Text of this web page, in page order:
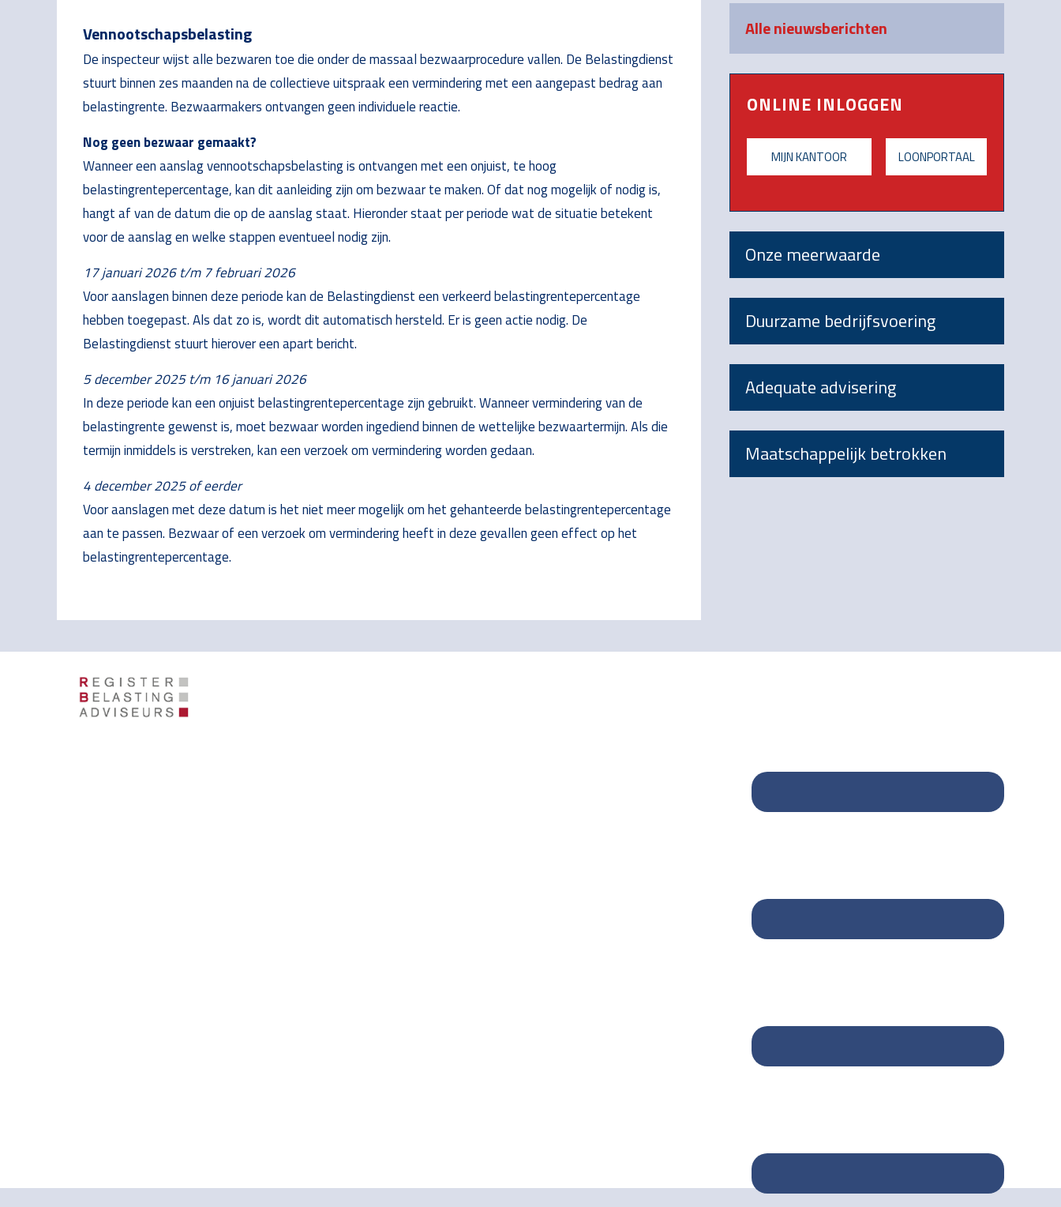
Vennootschapsbelasting
De inspecteur wijst alle bezwaren toe die onder de massaal bezwaarprocedure vallen. De Belastingdienst
stuurt binnen zes maanden na de collectieve uitspraak een vermindering met een aangepast bedrag aan
belastingrente. Bezwaarmakers ontvangen geen individuele reactie.
Nog geen bezwaar gemaakt?
Wanneer een aanslag vennootschapsbelasting is ontvangen met een onjuist, te hoog
belastingrentepercentage, kan dit aanleiding zijn om bezwaar te maken. Of dat nog mogelijk of nodig is,
hangt af van de datum die op de aanslag staat. Hieronder staat per periode wat de situatie betekent
voor de aanslag en welke stappen eventueel nodig zijn.
17 januari 2026 t/m 7 februari 2026
Voor aanslagen binnen deze periode kan de Belastingdienst een verkeerd belastingrentepercentage
hebben toegepast. Als dat zo is, wordt dit automatisch hersteld. Er is geen actie nodig. De
Belastingdienst stuurt hierover een apart bericht.
5 december 2025 t/m 16 januari 2026
In deze periode kan een onjuist belastingrentepercentage zijn gebruikt. Wanneer vermindering van de
belastingrente gewenst is, moet bezwaar worden ingediend binnen de wettelijke bezwaartermijn. Als die
termijn inmiddels is verstreken, kan een verzoek om vermindering worden gedaan.
4 december 2025 of eerder
Voor aanslagen met deze datum is het niet meer mogelijk om het gehanteerde belastingrentepercentage
aan te passen. Bezwaar of een verzoek om vermindering heeft in deze gevallen geen effect op het
belastingrentepercentage.
Alle nieuwsberichten
ONLINE INLOGGEN
MIJN KANTOOR LOONPORTAAL
Onze meerwaarde
Duurzame bedrijfsvoering
Adequate advisering
Maatschappelijk betrokken